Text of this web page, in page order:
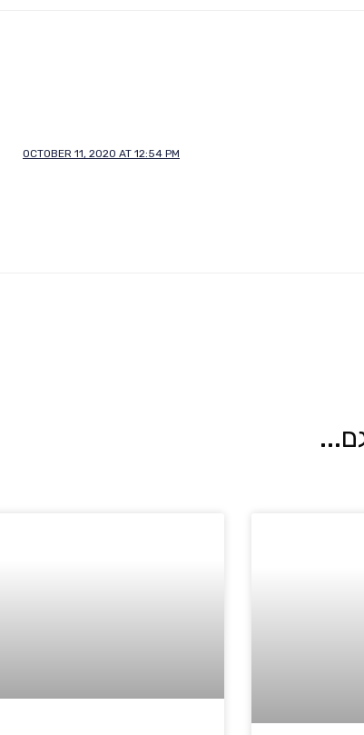
OCTOBER 11, 2020 AT 12:54 PM